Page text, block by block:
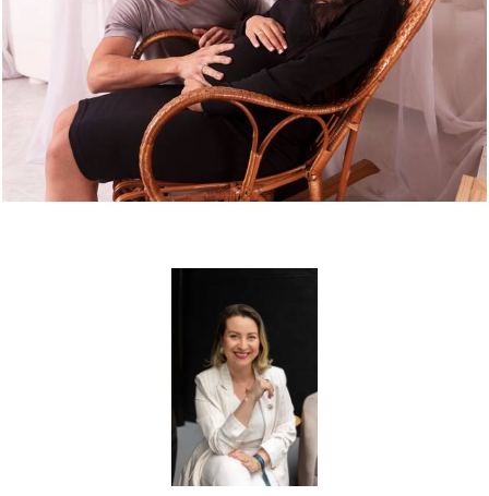
851